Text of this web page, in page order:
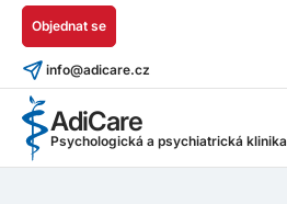
AdiCare
Psychologická a psychiatrická klinika
Objednat se
info@adicare.cz